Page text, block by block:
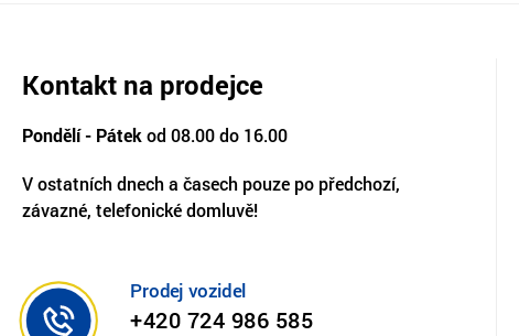
Kontakt na prodejce
Pondělí - Pátek od 08.00 do 16.00
V ostatních dnech a časech pouze po předchozí,
závazné, telefonické domluvě!
Prodej vozidel
+420 724 986 585